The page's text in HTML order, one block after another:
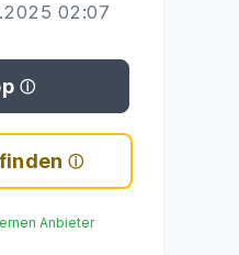
02:07
Anbieter